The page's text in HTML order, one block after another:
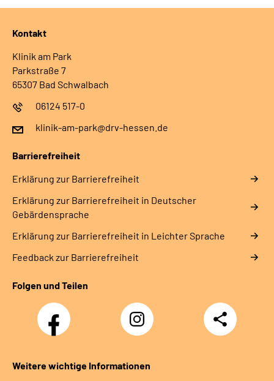
Kontakt
Klinik am Park
Parkstraße 7
65307 Bad Schwalbach
06124 517-0
klinik-am-park@drv-hessen.de
Barrierefreiheit
Erklärung zur Barrierefreiheit
Erklärung zur Barrierefreiheit in Deutscher
Gebärdensprache
Erklärung zur Barrierefreiheit in Leichter Sprache
Feedback zur Barrierefreiheit
Folgen und Teilen
Facebook Instagram
Teilen
Weitere wichtige Informationen